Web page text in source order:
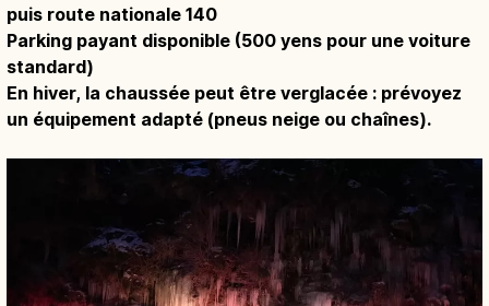
puis route nationale 140
Parking payant disponible (500 yens pour une voiture
standard)
En hiver, la chaussée peut être verglacée : prévoyez
un équipement adapté (pneus neige ou chaînes).